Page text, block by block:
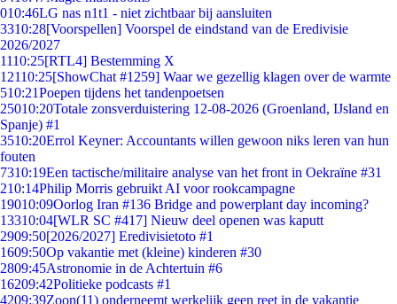
010:46LG nas n1t1 - niet zichtbaar bij aansluiten
3310:28[Voorspellen] Voorspel de eindstand van de Eredivisie
2026/2027
1110:25[RTL4] Bestemming X
12110:25[ShowChat #1259] Waar we gezellig klagen over de warmte
510:21Poepen tijdens het tandenpoetsen
25010:20Totale zonsverduistering 12-08-2026 (Groenland, IJsland en
Spanje) #1
3510:20Errol Keyner: Accountants willen gewoon niks leren van hun
fouten
7310:19Een tactische/militaire analyse van het front in Oekraïne #31
210:14Philip Morris gebruikt AI voor rookcampagne
19010:09Oorlog Iran #136 Bridge and powerplant day incoming?
13310:04[WLR SC #417] Nieuw deel openen was kaputt
2909:50[2026/2027] Eredivisietoto #1
1609:50Op vakantie met (kleine) kinderen #30
2809:45Astronomie in de Achtertuin #6
16209:42Politieke podcasts #1
4209:39Zoon(11) onderneemt werkelijk geen reet in de vakantie